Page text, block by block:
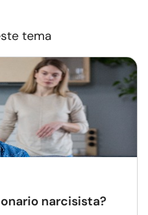
tema
narcisista?